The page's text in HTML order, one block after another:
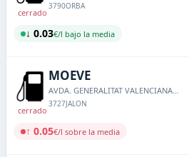
cerrado
3790ORBA
↓ 0.03€/l bajo la media
cerrado
MOEVE
AVDA. GENERALITAT VALENCIANA, 4
3727JALON
↑ 0.05€/l sobre la media